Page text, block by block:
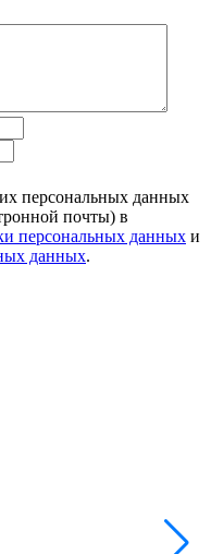
персональных данных
почты) в
персональных данных и
данных.